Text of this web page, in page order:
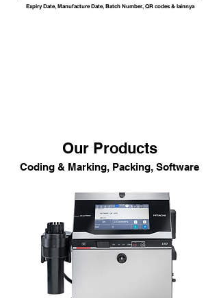
Expiry Date, Manufacture Date, Batch Number, QR codes & lainnya
Our Products
Coding & Marking, Packing, Software